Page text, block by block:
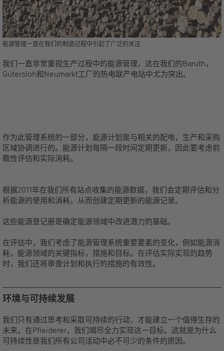
能源管理一直在我们的制造过程中引起了广泛的关注
我们一直非常重视生产过程中的能源管理，这在我们的Baruth，
Gütersloh和Neumarkt工厂的热电联产电站中尤为突出。
作为此管理系统的一部分，能源计划是与相关的配电，生产和采购
区域协调进行的。能源计划每隔一段时间定期更新，因此要考虑前
瞻性评估和实际消耗。
根据2011年在我们所有站点收集的能源数据，我们会定期评估和分
析能源的使用和消耗，从而创建定期更新的能源记录。
这些能源登记册是确定能源领域中改进潜力的基础。
在评估中，我们考虑了能源管理系统重要要素的变化，例如能源消
耗，能源领域的关键指标，措施和目标。在评估实际实现的趋势
时，我们还将审查计划和执行的措施的有效性。
环境与可持续发展
我们只有通过思考和采取可持续的行动，才能建立一个值得生存的
未来。 在Pfleiderer，我们竭尽全力实现这一目标。 这就是为什么
可持续性是我们所有公司活动中必不可少的条件的原因。